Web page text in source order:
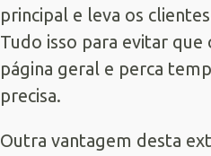
principal e leva os
Tudo isso para evitar que
página geral e perca
precisa.
Outra vantagem desta